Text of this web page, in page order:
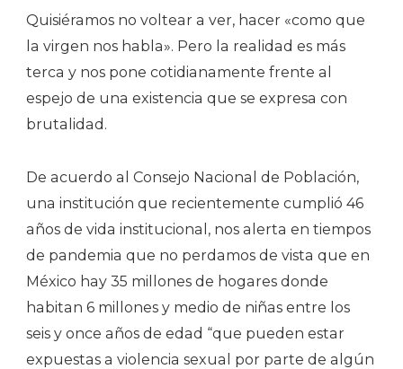
Quisiéramos no voltear a ver, hacer «como que
la virgen nos habla». Pero la realidad es más
terca y nos pone cotidianamente frente al
espejo de una existencia que se expresa con
brutalidad.
De acuerdo al Consejo Nacional de Población,
una institución que recientemente cumplió 46
años de vida institucional, nos alerta en tiempos
de pandemia que no perdamos de vista que en
México hay 35 millones de hogares donde
habitan 6 millones y medio de niñas entre los
seis y once años de edad “que pueden estar
expuestas a violencia sexual por parte de algún